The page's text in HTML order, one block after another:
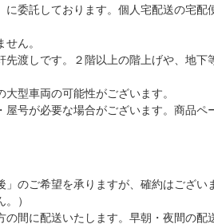
に委託しております。個人宅配送の宅配
ん。
先渡しです。２階以上の階上げや、地下
型車両の可能性がございます。
屋号が必要な場合がございます。商品ペ
」のご希望を承りますが、確約はござい
）
の間に配送いたします。早朝・夜間の配